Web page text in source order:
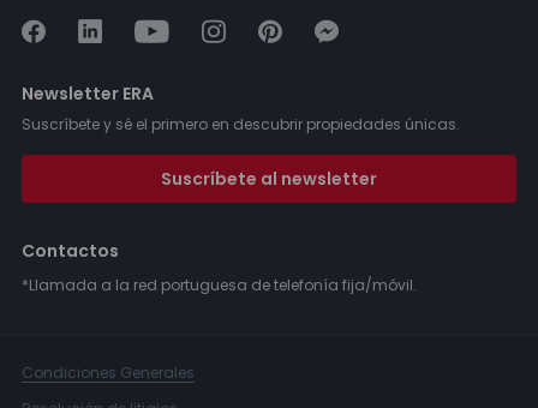
Newsletter ERA
Suscríbete y sé el primero en descubrir propiedades únicas.
Suscríbete al newsletter
Contactos
*Llamada a la red portuguesa de telefonía fija/móvil.
Condiciones Generales